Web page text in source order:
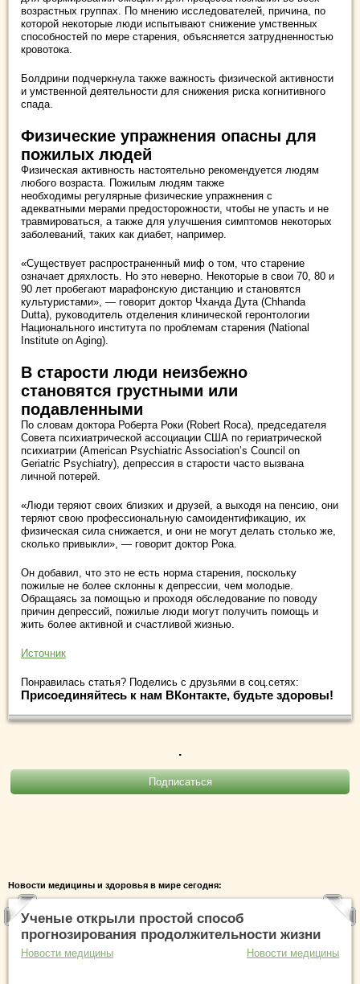
возрастных группах. По мнению исследователей, причина, по
которой некоторые люди испытывают снижение умственных
способностей по мере старения, объясняется затрудненностью
кровотока.
Болдрини подчеркнула также важность физической активности
и умственной деятельности для снижения риска когнитивного
спада.
Физические упражнения опасны для
пожилых людей
Физическая активность настоятельно рекомендуется людям
любого возраста. Пожилым людям также
необходимы регулярные физические упражнения с
адекватными мерами предосторожности, чтобы не упасть и не
травмироваться, а также для улучшения симптомов некоторых
заболеваний, таких как диабет, например.
«Существует распространенный миф о том, что старение
означает дряхлость. Но это неверно. Некоторые в свои 70, 80 и
90 лет пробегают марафонскую дистанцию и становятся
культуристами», — говорит доктор Чханда Дута (Chhanda
Dutta), руководитель отделения клинической геронтологии
Национального института по проблемам старения (National
Institute on Aging).
В старости люди неизбежно
становятся грустными или
подавленными
По словам доктора Роберта Роки (Robert Roca), председателя
Совета психиатрической ассоциации США по гериатрической
психиатрии (American Psychiatric Association’s Council on
Geriatric Psychiatry), депрессия в старости часто вызвана
личной потерей.
«Люди теряют своих близких и друзей, а выходя на пенсию, они
теряют свою профессиональную самоидентификацию, их
физическая сила снижается, и они не могут делать столько же,
сколько привыкли», — говорит доктор Рока.
Он добавил, что это не есть норма старения, поскольку
пожилые не более склонны к депрессии, чем молодые.
Обращаясь за помощью и проходя обследование по поводу
причин депрессий, пожилые люди могут получить помощь и
жить более активной и счастливой жизнью.
Источник
Понравилась статья? Поделись с друзьями в соц.сетях:
Присоединяйтесь к нам ВКонтакте, будьте здоровы!
.
Новости медицины и здоровья в мире сегодня:
Ученые открыли простой способ
прогнозирования продолжительности жизни
Новости медицины Новости медицины